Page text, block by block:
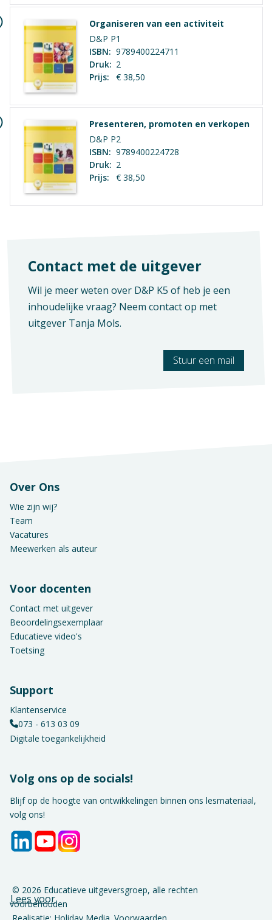
Context
Vmbo: Dienstverlening & producten
Vak
Praktijkvak
Opleiding / Kwalificatiedossier
Dienstverlening & Producten
Examen / Kwalificatie / Uitstroom
Algemeen
Geen hoofdstukken aanwezig
Lees voor
Organiseren van een activiteit
D&P P1
ISBN: 9789400224711
Druk: 2
Prijs:
€ 38,50
Presenteren, promoten en verkopen
D&P P2
ISBN: 9789400224728
Druk: 2
Prijs:
€ 38,50
Contact met de uitgever
Wil je meer weten over D&P K5 of heb je een
inhoudelijke vraag? Neem contact op met
uitgever Tanja Mols.
Stuur een mail
Over Ons
Wie zijn wij?
Team
Vacatures
Meewerken als auteur
Voor docenten
Contact met uitgever
Beoordelingsexemplaar
Educatieve video's
Toetsing
Support
Klantenservice
073 - 613 03 09
Digitale toegankelijkheid
Volg ons op de socials!
Blijf op de hoogte van ontwikkelingen binnen ons lesmateriaal,
volg ons!
© 2026 Educatieve uitgeversgroep, alle rechten
voorbehouden
Realisatie: Holiday Media Voorwaarden